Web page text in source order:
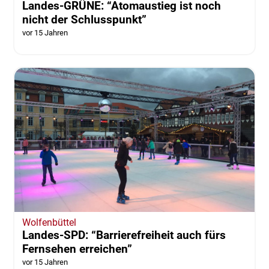
Landes-GRÜNE: “Atomaustieg ist noch
nicht der Schlusspunkt”
vor 15 Jahren
Wolfenbüttel
Landes-SPD: “Barrierefreiheit auch fürs
Fernsehen erreichen”
vor 15 Jahren